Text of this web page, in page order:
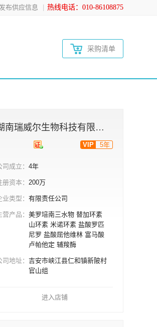
热线电话：010-86108875
发布供应信息
采购清单
湖南瑞威尔生物科技有限公司
VIP 5年
司成立： 4年
册资本： 200万
业类型： 有限责任公司
营产品： 美罗培南三水物 替加环素
山环素 米诺环素 盐酸罗匹
尼罗 盐酸屈他维林 富马酸
卢帕他定 辅羧酶
司地址： 吉安市峡江县仁和镇新陂村
官山组
进入店铺